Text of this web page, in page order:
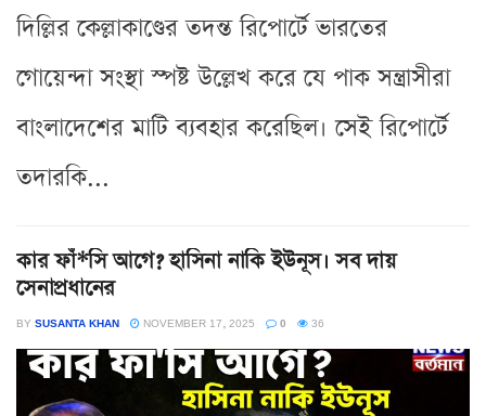
দিল্লির কেল্লাকাণ্ডের তদন্ত রিপোর্টে ভারতের
গোয়েন্দা সংস্থা স্পষ্ট উল্লেখ করে যে পাক সন্ত্রাসীরা
বাংলাদেশের মাটি ব্যবহার করেছিল। সেই রিপোর্টে
তদারকি...
কার ফাঁ*সি আগে? হাসিনা নাকি ইউনূস। সব দায়
সেনাপ্রধানের
BY SUSANTA KHAN NOVEMBER 17, 2025 0 36